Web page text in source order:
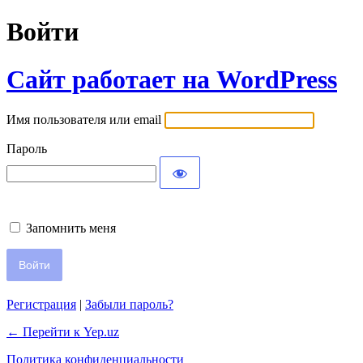
Войти
Сайт работает на WordPress
Имя пользователя или email
Пароль
Запомнить меня
Регистрация | Забыли пароль?
← Перейти к Yep.uz
Политика конфиденциальности